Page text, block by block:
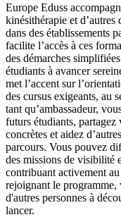
Europe Eduss
kinésithérapie et
dans des établissements
facilite l’accès à ces
des démarches
étudiants à avancer
met l’accent sur
des cursus exigeants, au
tant qu’ambassadeur,
futurs étudiants, partagez
concrètes et aidez
parcours. Vous pouvez
des missions de visibilité
contribuant activement
rejoignant le programme,
d'autres personnes à
lancer.